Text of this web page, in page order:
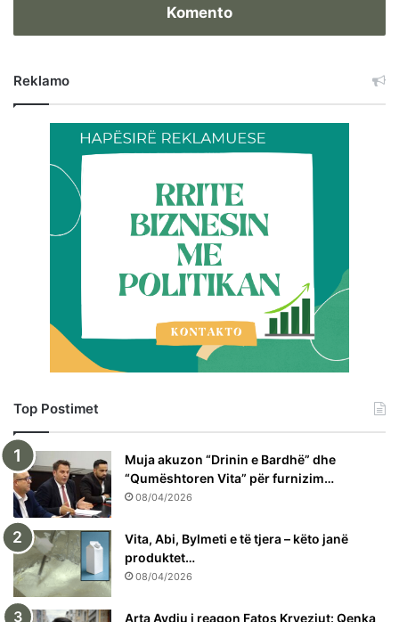
Komento
Reklamo
Top Postimet
Muja akuzon “Drinin e Bardhë” dhe
“Qumështoren Vita” për furnizim…
08/04/2026
Vita, Abi, Bylmeti e të tjera – këto janë
produktet…
08/04/2026
Arta Avdiu i reagon Fatos Kryeziut: Qenka